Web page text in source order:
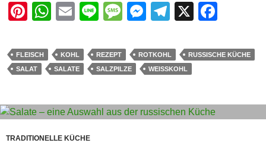
Pi
er
e
W
at
s
p
p
E
ail
Li
e
M
ss
a
e
M
ss
e
g
er
T
e
gr
m
X
c
o
o
FLEISCH KOHL REZEPT ROTKOHL
RUSSISCHE KÜCHE
SALAT
SALATE SALZPILZE WEISSKOHL
TRADITIONELLE KÜCHE